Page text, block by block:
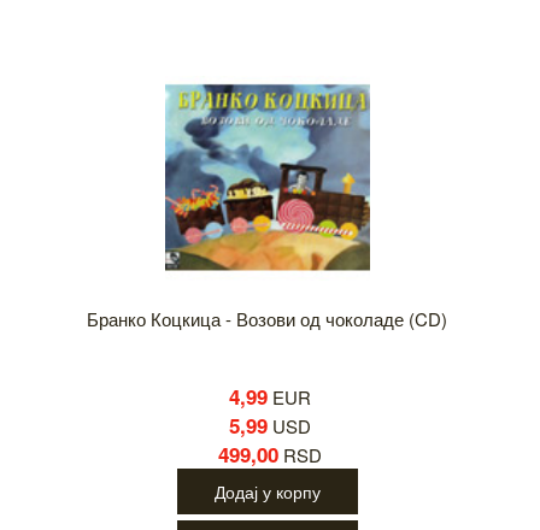
Бранко Коцкица - Возови од чоколаде (CD)
4,99 EUR
5,99 USD
499,00 RSD
Додај у корпу